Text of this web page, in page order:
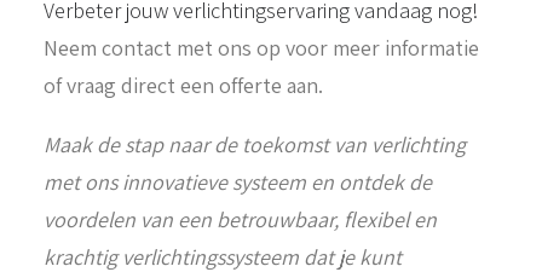
Verbeter jouw verlichtingservaring vandaag nog!
Neem contact met ons op voor meer informatie
of vraag direct een offerte aan.
Maak de stap naar de toekomst van verlichting
met ons innovatieve systeem en ontdek de
voordelen van een betrouwbaar, flexibel en
krachtig verlichtingssysteem dat je kunt